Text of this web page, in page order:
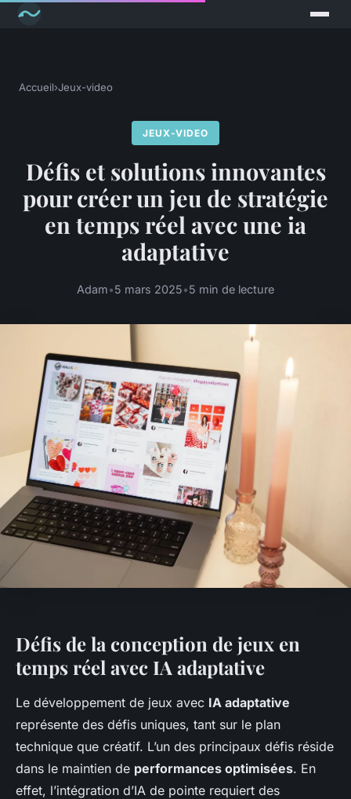
Accueil›Jeux-video
JEUX-VIDEO
Défis et solutions innovantes
pour créer un jeu de stratégie
en temps réel avec une ia
adaptative
Adam•5 mars 2025•5 min de lecture
Défis de la conception de jeux en
temps réel avec IA adaptative
Le développement de jeux avec IA adaptative
représente des défis uniques, tant sur le plan
technique que créatif. L’un des principaux défis réside
dans le maintien de performances optimisées. En
effet, l’intégration d’IA de pointe requiert des